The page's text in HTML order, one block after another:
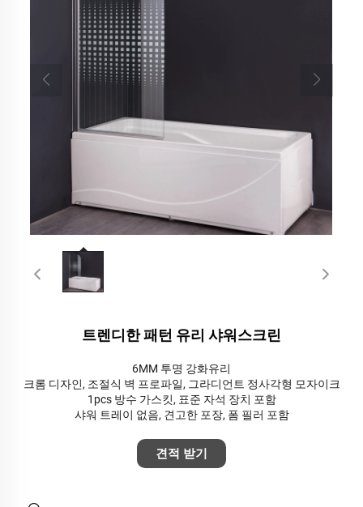
트렌디한 패턴 유리 샤워스크린
6MM 투명 강화유리
크롬 디자인, 조절식 벽 프로파일, 그라디언트 정사각형 모자이크
1pcs 방수 가스킷, 표준 자석 장치 포함
샤워 트레이 없음, 견고한 포장, 폼 필러 포함
견적 받기